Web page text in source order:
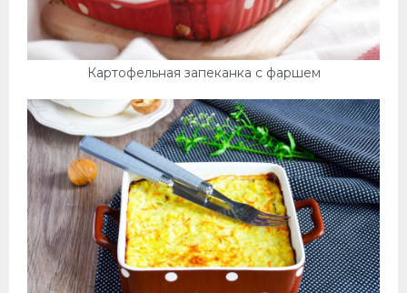
Картофельная запеканка с фаршем